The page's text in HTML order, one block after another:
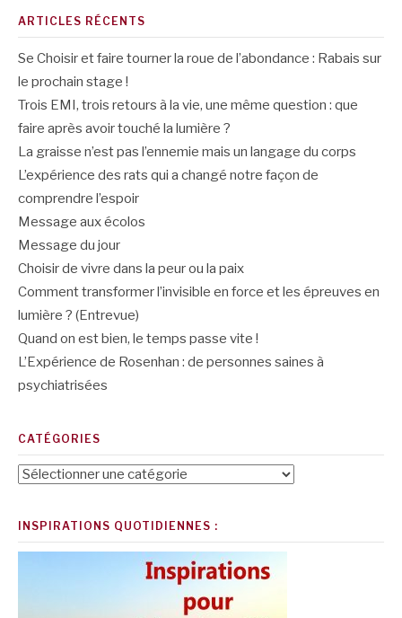
ARTICLES RÉCENTS
Se Choisir et faire tourner la roue de l’abondance : Rabais sur
le prochain stage !
Trois EMI, trois retours à la vie, une même question : que
faire après avoir touché la lumière ?
La graisse n’est pas l’ennemie mais un langage du corps
L’expérience des rats qui a changé notre façon de
comprendre l’espoir
Message aux écolos
Message du jour
Choisir de vivre dans la peur ou la paix
Comment transformer l’invisible en force et les épreuves en
lumière ? (Entrevue)
Quand on est bien, le temps passe vite !
L’Expérience de Rosenhan : de personnes saines à
psychiatrisées
CATÉGORIES
Catégories
INSPIRATIONS QUOTIDIENNES :